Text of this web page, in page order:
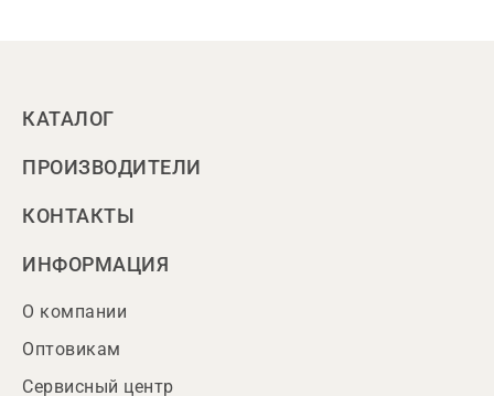
КАТАЛОГ
ПРОИЗВОДИТЕЛИ
КОНТАКТЫ
ИНФОРМАЦИЯ
О компании
Оптовикам
Сервисный центр